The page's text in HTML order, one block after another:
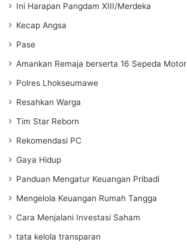
Ini Harapan Pangdam XIII/Merdeka
Kecap Angsa
Pase
Amankan Remaja berserta 16 Sepeda Motor
Polres Lhokseumawe
Resahkan Warga
Tim Star Reborn
Rekomendasi PC
Gaya Hidup
Panduan Mengatur Keuangan Pribadi
Mengelola Keuangan Rumah Tangga
Cara Menjalani Investasi Saham
tata kelola transparan